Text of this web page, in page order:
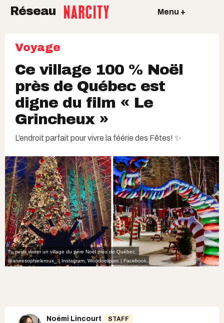
Réseau Menu +
Voyage
Ce village 100 % Noël
près de Québec est
digne du film « Le
Grincheux »
L’endroit parfait pour vivre la féérie des Fêtes! ✨
Tu peux visiter un village du père Noël près de Québec.
@annesophieleroux_ | Instagram Woodooliparc | Facebook
Noémi Lincourt STAFF